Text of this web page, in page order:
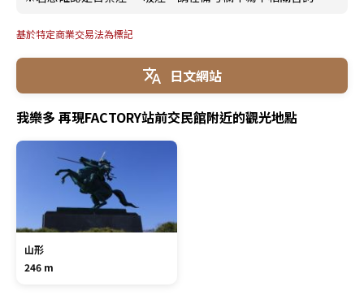
基於特定商業交易法為標記
日文網站
我樂多 再現FACTORY站前交民館附近的觀光地點
山形
246 m